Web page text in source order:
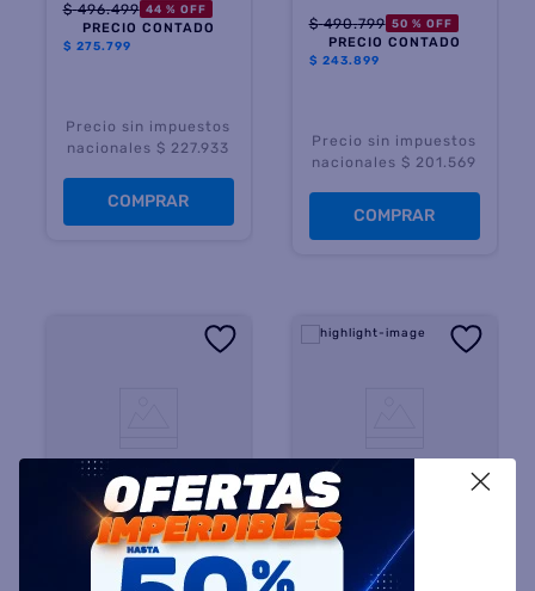
$ 496.499 44 % OFF
PRECIO CONTADO
$ 275.799
Precio sin impuestos
nacionales $ 227.933
COMPRAR
$ 490.799 50 % OFF
PRECIO CONTADO
$ 243.899
Precio sin impuestos
nacionales $ 201.569
COMPRAR
X-VIEW
Parlante X-VIEW BLAST
NOBLEX
Auriculares NOBLEX
X